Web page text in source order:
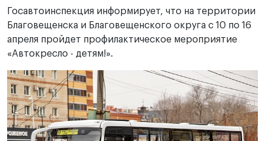
Госавтоинспекция информирует, что на территории
Благовещенска и Благовещенского округа с 10 по 16
апреля пройдет профилактическое мероприятие
«Автокресло - детям!».